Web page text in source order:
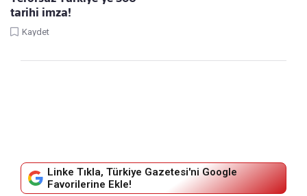
tarihi imza!
Kaydet
Linke Tıkla, Türkiye Gazetesi'ni Google
Favorilerine Ekle!